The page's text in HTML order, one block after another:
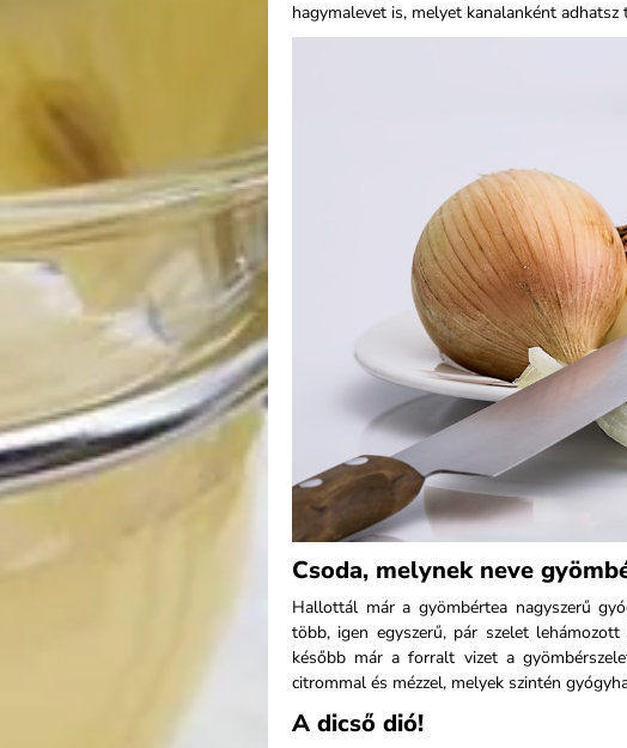
hagymalevet is, melyet kanalanként adhatsz
Csoda, melynek neve
Hallottál már a gyömbértea nagyszerű
több, igen egyszerű, pár szelet
később már a forralt vizet a
citrommal és mézzel, melyek szintén
A dicső dió!